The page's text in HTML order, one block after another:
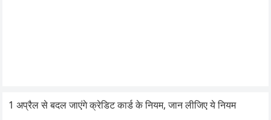
1 अप्रैल से बदल जाएंगे क्रेडिट कार्ड के नियम, जान लीजिए ये नियम